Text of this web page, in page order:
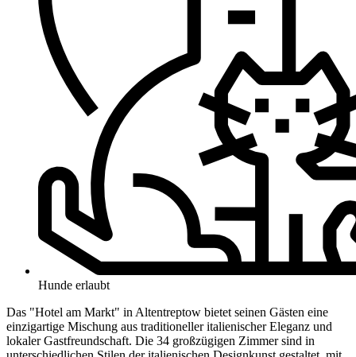
Hunde erlaubt
Das "Hotel am Markt" in Altentreptow bietet seinen Gästen eine
einzigartige Mischung aus traditioneller italienischer Eleganz und
lokaler Gastfreundschaft. Die 34 großzügigen Zimmer sind in